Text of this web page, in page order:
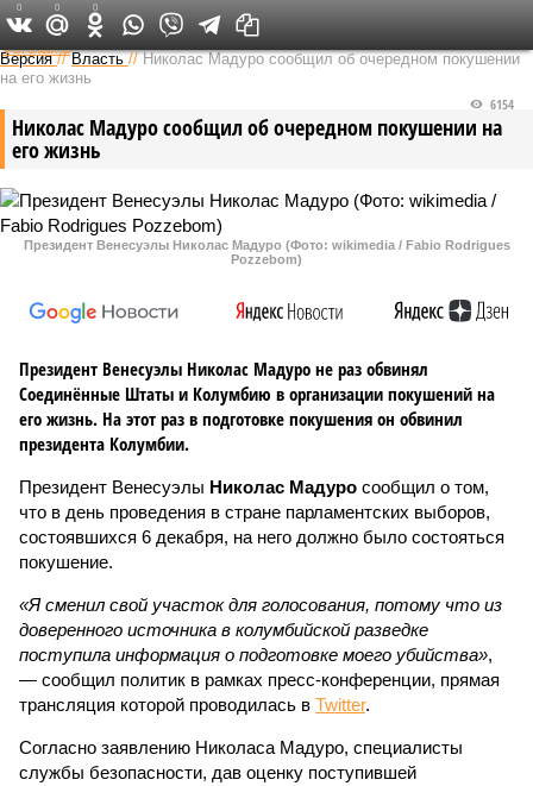
Федеральный выпуск
Версия //Власть //Николас Мадуро сообщил об очередном покушении
на его жизнь
Николас Мадуро сообщил об очередном покушении на
его жизнь
6154
Президент Венесуэлы Николас Мадуро (Фото: wikimedia / Fabio Rodrigues
Pozzebom)
Президент Венесуэлы Николас Мадуро не раз обвинял
Соединённые Штаты и Колумбию в организации покушений на
его жизнь. На этот раз в подготовке покушения он обвинил
президента Колумбии.
Президент Венесуэлы Николас Мадуро сообщил о том,
что в день проведения в стране парламентских выборов,
состоявшихся 6 декабря, на него должно было состояться
покушение.
«Я сменил свой участок для голосования, потому что из
доверенного источника в колумбийской разведке
поступила информация о подготовке моего убийства»,
— сообщил политик в рамках пресс-конференции, прямая
трансляция которой проводилась в Twitter.
Согласно заявлению Николаса Мадуро, специалисты
службы безопасности, дав оценку поступившей
0 0 0